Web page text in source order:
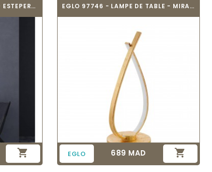
EGLO 99279 - LAMPADAIRE - ESTEPERRA

EGLO 97746 - LAMPE DE TABLE - MIRAFLORES
EGLO Prix
689 MAD 